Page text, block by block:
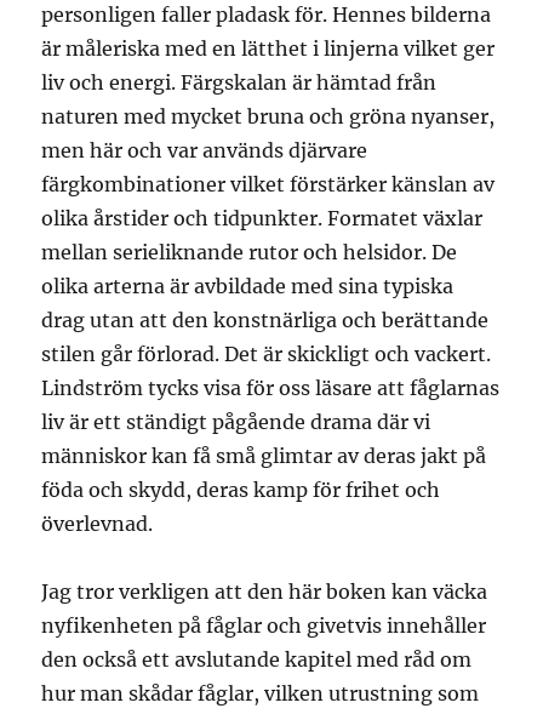
personligen faller pladask för. Hennes bilderna
är måleriska med en lätthet i linjerna vilket ger
liv och energi. Färgskalan är hämtad från
naturen med mycket bruna och gröna nyanser,
men här och var används djärvare
färgkombinationer vilket förstärker känslan av
olika årstider och tidpunkter. Formatet växlar
mellan serieliknande rutor och helsidor. De
olika arterna är avbildade med sina typiska
drag utan att den konstnärliga och berättande
stilen går förlorad. Det är skickligt och vackert.
Lindström tycks visa för oss läsare att fåglarnas
liv är ett ständigt pågående drama där vi
människor kan få små glimtar av deras jakt på
föda och skydd, deras kamp för frihet och
överlevnad.
Jag tror verkligen att den här boken kan väcka
nyfikenheten på fåglar och givetvis innehåller
den också ett avslutande kapitel med råd om
hur man skådar fåglar, vilken utrustning som